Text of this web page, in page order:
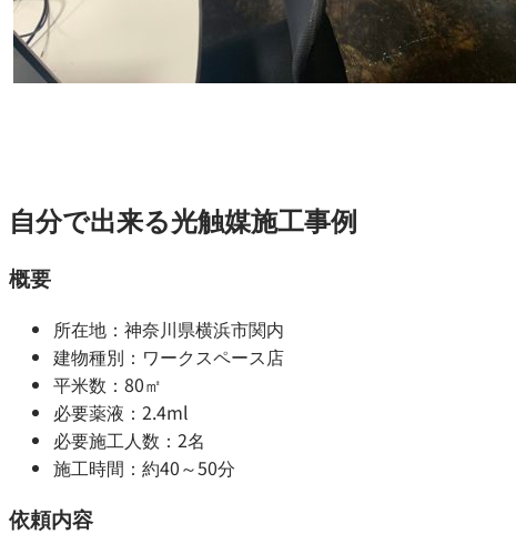
自分で出来る光触媒施工事例
概要
所在地：神奈川県横浜市関内
建物種別：ワークスペース店
平米数：80㎡
必要薬液：2.4ml
必要施工人数：2名
施工時間：約40～50分
依頼内容